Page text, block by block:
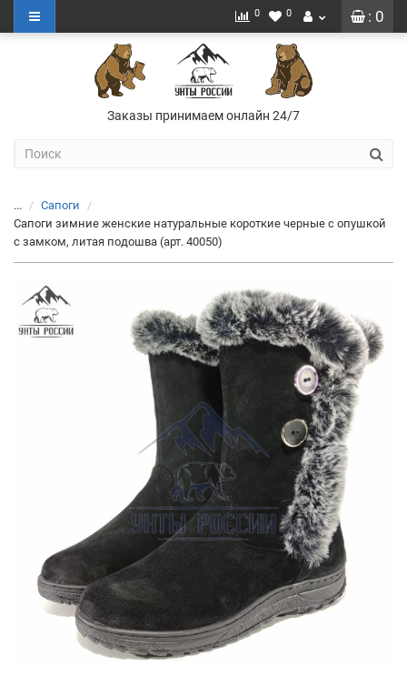
: 0
0 0
Заказы принимаем онлайн 24/7
...
Сапоги
Сапоги зимние женские натуральные короткие черные с опушкой
с замком, литая подошва (арт. 40050)